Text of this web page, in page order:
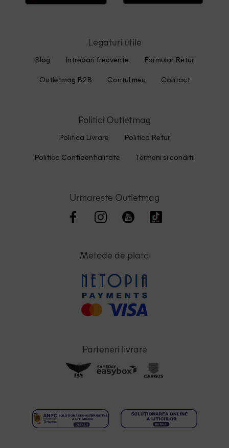
Legaturi utile
Blog Intrebari frecvente Formular Retur
Outletmag B2B Contul meu Contact
Politici Outletmag
Politica Livrare Politica Retur
Politica Confidentialitate Termeni si conditii
Urmareste Outletmag
Metode de plata
Parteneri livrare